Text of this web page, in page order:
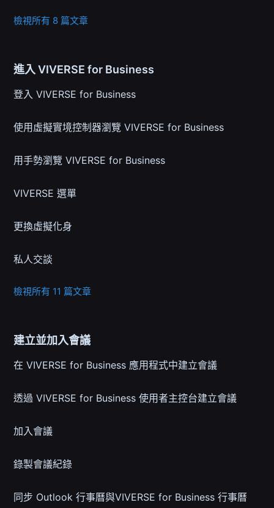
檢視所有 8 篇文章
進入 VIVERSE for Business
登入 VIVERSE for Business
使用虛擬實境控制器瀏覽 VIVERSE for Business
用手勢瀏覽 VIVERSE for Business
VIVERSE 選單
更換虛擬化身
私人交談
檢視所有 11 篇文章
建立並加入會議
在 VIVERSE for Business 應用程式中建立會議
透過 VIVERSE for Business 使用者主控台建立會議
加入會議
錄製會議紀錄
同步 Outlook 行事曆與VIVERSE for Business 行事曆